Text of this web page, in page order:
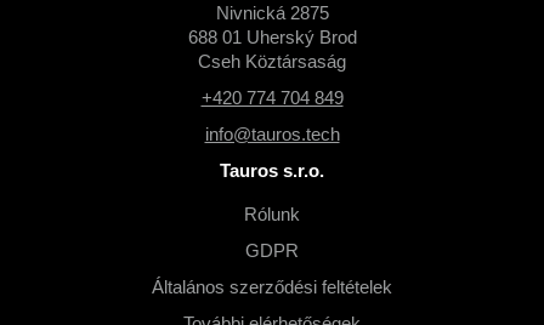
Nivnická 2875
688 01 Uherský Brod
Cseh Köztársaság
+420 774 704 849
info@tauros.tech
Tauros s.r.o.
Rólunk
GDPR
Általános szerződési feltételek